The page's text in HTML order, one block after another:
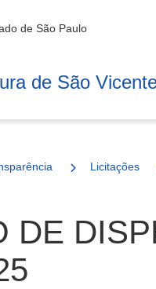
de São Paulo
de São
Licitações
DE